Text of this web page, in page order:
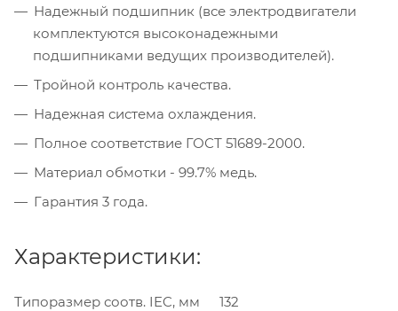
Надежный подшипник (все электродвигатели
комплектуются высоконадежными
подшипниками ведущих производителей).
Тройной контроль качества.
Надежная система охлаждения.
Полное соответствие ГОСТ 51689-2000.
Материал обмотки - 99.7% медь.
Гарантия 3 года.
Характеристики:
Типоразмер соотв. IEC, мм
132